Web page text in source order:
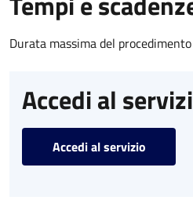
Durata massima del
Accedi al
Accedi al servizio